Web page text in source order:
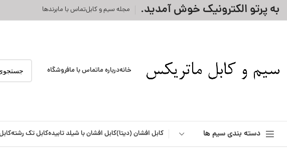
به پرتو الکترونیک خوش آمدید. مجله سیم و کابلتماس با مابرندها
خانهدرباره ماتماس با مافروشگاه
دسته بندی سیم ها کابل افشان (دیتا)کابل افشان با شیلد تابیدهکابل تک رشته